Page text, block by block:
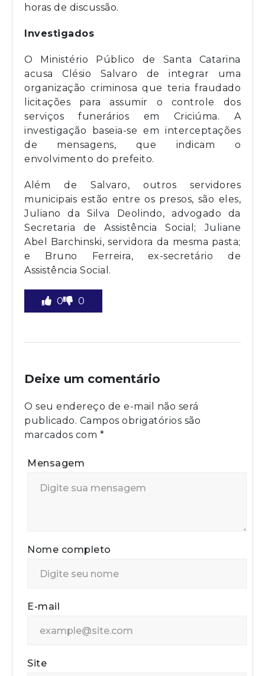
horas de discussão.
Investigados
O Ministério Público de Santa Catarina
acusa Clésio Salvaro de integrar uma
organização criminosa que teria fraudado
licitações para assumir o controle dos
serviços funerários em Criciúma. A
investigação baseia-se em interceptações
de mensagens, que indicam o
envolvimento do prefeito.
Além de Salvaro, outros servidores
municipais estão entre os presos, são eles,
Juliano da Silva Deolindo, advogado da
Secretaria de Assistência Social; Juliane
Abel Barchinski, servidora da mesma pasta;
e Bruno Ferreira, ex-secretário de
Assistência Social.
0 0
Deixe um comentário
O seu endereço de e-mail não será
publicado. Campos obrigatórios são
marcados com *
Mensagem
Nome completo
E-mail
Site